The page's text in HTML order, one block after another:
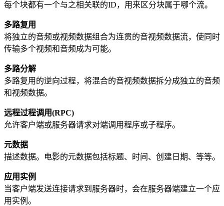
每个块都有一个与之相关联的ID，用来区分块属于哪个流。
多路复用
将独立的音频或视频数据组合为连贯的音视频数据流，使同时
传输多个视频和音频成为可能。
多路分解
多路复用的逆向过程，将混合的音视频数据拆分成独立的音频
和视频数据。
远程过程调用(RPC)
允许客户端或服务器请求对端调用程序或子程序。
元数据
描述数据。电影的元数据包括标题、时间、创建日期、等等。
应用实例
当客户端发送连接请求到服务器时，会在服务器端建立一个应
用实例。